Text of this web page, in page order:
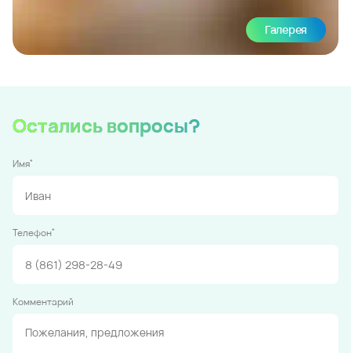
Галерея
Остались вопросы?
Имя*
Телефон*
Комментарий